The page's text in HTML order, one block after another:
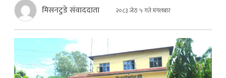
मिसनटुडे संवाददाता २०८३ जेठ ५ गते मंगलबार